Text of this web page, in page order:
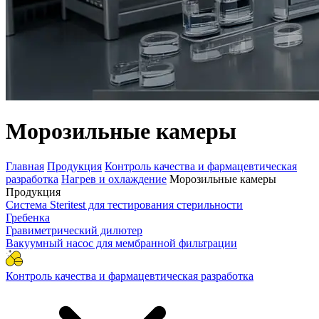
Морозильные камеры
Главная Продукция Контроль качества и фармацевтическая
разработка Нагрев и охлаждение Морозильные камеры
Продукция
Система Steritest для тестирования стерильности
Гребенка
Гравиметрический дилютер
Вакуумный насос для мембранной фильтрации
Контроль качества и фармацевтическая разработка